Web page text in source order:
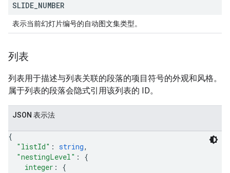
SLIDE NUMBER
表示当前幻灯片编号的自动图文集类型。
列表
列表用于描述与列表关联的段落的项目符号的外观和风格。
属于列表的段落会隐式引用该列表的 ID。
JSON 表示法
{
"listId" : string,
"nestingLevel" : {
integer : {